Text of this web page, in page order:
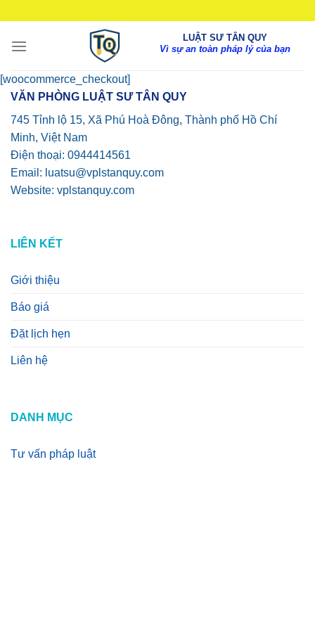
nội
LUẬT SƯ TÂN QUY
Vì sự an toàn pháp lý của bạn
[woocommerce_checkout]
VĂN PHÒNG LUẬT SƯ TÂN QUY
745 Tỉnh lộ 15, Xã Phú Hoà Đông, Thành phố Hồ Chí
Minh, Việt Nam
Điện thoại: 0944414561
Email: luatsu@vplstanquy.com
Website: vplstanquy.com
LIÊN KẾT
Giới thiệu
Báo giá
Đặt lịch hẹn
Liên hệ
DANH MỤC
Tư vấn pháp luật